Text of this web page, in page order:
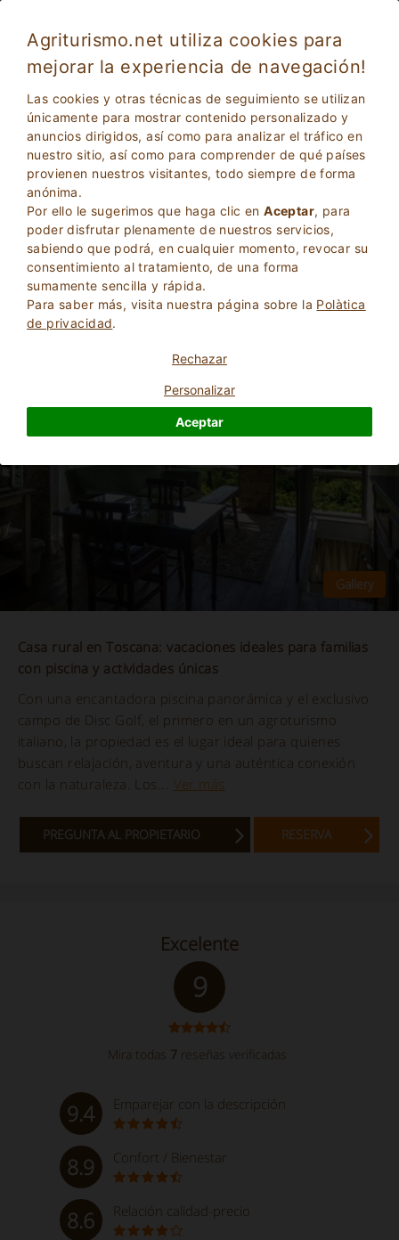
Agriturismo.net utiliza cookies para
mejorar la experiencia de navegación!
Las cookies y otras técnicas de seguimiento se utilizan
únicamente para mostrar contenido personalizado y
anuncios dirigidos, así como para analizar el tráfico en
nuestro sitio, así como para comprender de qué países
provienen nuestros visitantes, todo siempre de forma
anónima.
Por ello le sugerimos que haga clic enAceptar, para
poder disfrutar plenamente de nuestros servicios,
sabiendo que podrá, en cualquier momento, revocar su
consentimiento al tratamiento, de una forma
sumamente sencilla y rápida.
Para saber más, visita nuestra página sobre la Polà­tica
de privacidad.
Rechazar
Personalizar
Aceptar
Pescia 5002
Agroturismo
Pistoia, Pescia(Mapa) 62 Camas
PREGUNTA AL PROPIETARIO
Excelente
9
Más Información
Casa rural en Toscana: vacaciones ideales para familias
con piscina y actividades únicas
Con una encantadora piscina panorámica y el exclusivo
campo de Disc Golf, el primero en un agroturismo
italiano, la propiedad es el lugar ideal para quienes
buscan relajación, aventura y una auténtica conexión
con la naturaleza. Los... Ver más
PREGUNTA AL PROPIETARIO RESERVA
9
Excelente
Mira todas 7 reseñas verificadas
9.4 Emparejar con la descripción
8.9 Confort / Bienestar
8.6 Relación calidad-precio